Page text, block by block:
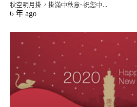
秋空明月掛，掛滿中秋意~祝您中...
6 年 ago